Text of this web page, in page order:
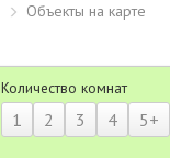
Объекты на карте
Количество комнат
1 2 3 4 5+